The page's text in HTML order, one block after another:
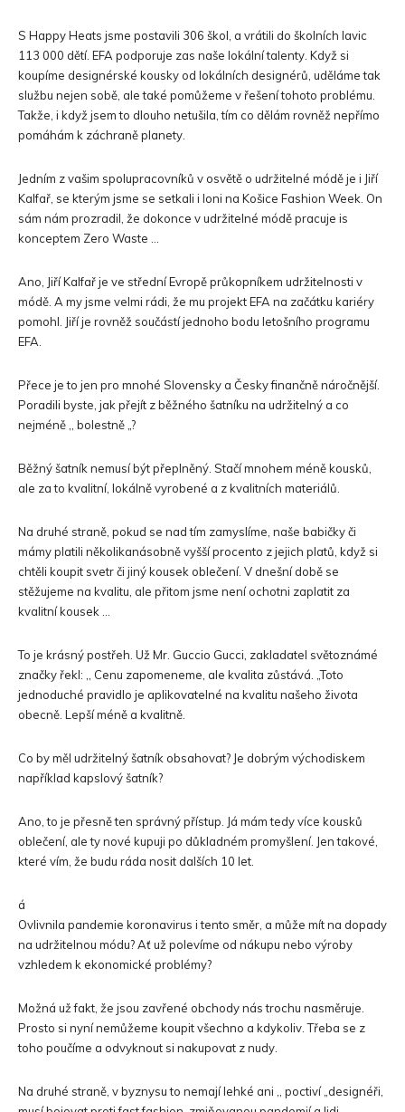
S Happy Heats jsme postavili 306 škol, a vrátili do školních lavic
113 000 dětí. EFA podporuje zas naše lokální talenty. Když si
koupíme designérské kousky od lokálních designérů, uděláme tak
službu nejen sobě, ale také pomůžeme v řešení tohoto problému.
Takže, i když jsem to dlouho netušila, tím co dělám rovněž nepřímo
pomáhám k záchraně planety.
Jedním z vašim spolupracovníků v osvětě o udržitelné módě je i Jiří
Kalfař, se kterým jsme se setkali i loni na Košice Fashion Week. On
sám nám prozradil, že dokonce v udržitelné módě pracuje is
konceptem Zero Waste …
Ano, Jiří Kalfař je ve střední Evropě průkopníkem udržitelnosti v
módě. A my jsme velmi rádi, že mu projekt EFA na začátku kariéry
pomohl. Jiří je rovněž součástí jednoho bodu letošního programu
EFA.
Přece je to jen pro mnohé Slovensky a Česky finančně náročnější.
Poradili byste, jak přejít z běžného šatníku na udržitelný a co
nejméně ,, bolestně „?
Běžný šatník nemusí být přeplněný. Stačí mnohem méně kousků,
ale za to kvalitní, lokálně vyrobené a z kvalitních materiálů.
Na druhé straně, pokud se nad tím zamyslíme, naše babičky či
mámy platili několikanásobně vyšší procento z jejich platů, když si
chtěli koupit svetr či jiný kousek oblečení. V dnešní době se
stěžujeme na kvalitu, ale přitom jsme není ochotni zaplatit za
kvalitní kousek …
To je krásný postřeh. Už Mr. Guccio Gucci, zakladatel světoznámé
značky řekl: ,, Cenu zapomeneme, ale kvalita zůstává. „Toto
jednoduché pravidlo je aplikovatelné na kvalitu našeho života
obecně. Lepší méně a kvalitně.
Co by měl udržitelný šatník obsahovat? Je dobrým východiskem
například kapslový šatník?
Ano, to je přesně ten správný přístup. Já mám tedy více kousků
oblečení, ale ty nové kupuji po důkladném promyšlení. Jen takové,
které vím, že budu ráda nosit dalších 10 let.
á
Ovlivnila pandemie koronavirus i tento směr, a může mít na dopady
na udržitelnou módu? Ať už polevíme od nákupu nebo výroby
vzhledem k ekonomické problémy?
Možná už fakt, že jsou zavřené obchody nás trochu nasměruje.
Prosto si nyní nemůžeme koupit všechno a kdykoliv. Třeba se z
toho poučíme a odvyknout si nakupovat z nudy.
Na druhé straně, v byznysu to nemají lehké ani ,, poctiví „designéři,